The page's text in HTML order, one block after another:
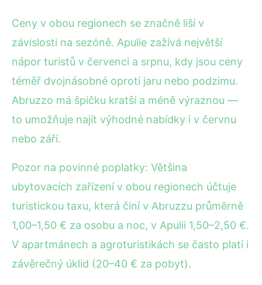
Ceny v obou regionech se značně liší v
závislosti na sezóně. Apulie zažívá největší
nápor turistů v červenci a srpnu, kdy jsou ceny
téměř dvojnásobné oproti jaru nebo podzimu.
Abruzzo má špičku kratší a méně výraznou —
to umožňuje najít výhodné nabídky i v červnu
nebo září.
Pozor na povinné poplatky: Většina
ubytovacích zařízení v obou regionech účtuje
turistickou taxu, která činí v Abruzzu průměrně
1,00–1,50 € za osobu a noc, v Apulii 1,50–2,50 €.
V apartmánech a agroturistikách se často platí i
závěrečný úklid (20–40 € za pobyt).